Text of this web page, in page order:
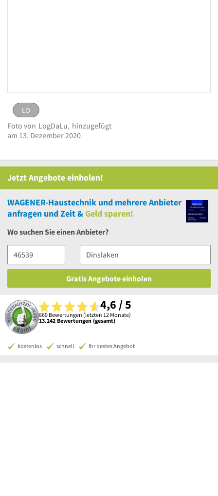
Logo Wagener Haustechnik
LO
eingestellt vonLogDaLu am 13. Dezember
LO
Foto von LogDaLu, hinzugefügt
am 13. Dezember 2020
Jetzt Angebote einholen!
WAGENER-Haustechnik und mehrereAnbieter
anfragen und Zeit &Geld sparen!
Wo suchen Sie einen Anbieter?
Gratis Angebote einholen
4,6 / 5
869 Bewertungen (letzten 12 Monate)
13.242 Bewertungen (gesamt)
kostenlos schnell Ihr bestes Angebot